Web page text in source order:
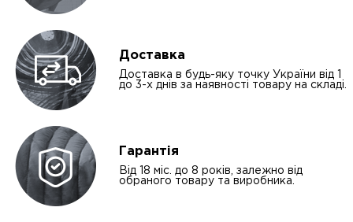
Доставка
Доставка в будь-яку точку України від 1
до 3-х днів за наявності товару на складі.
Гарантія
Від 18 міс. до 8 років, залежно від
обраного товару та виробника.